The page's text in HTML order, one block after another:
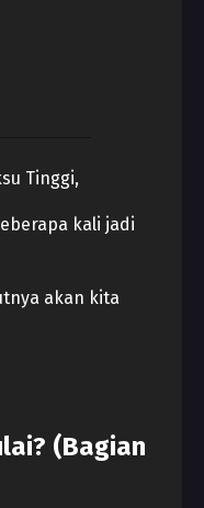
Tinggi,
kali jadi
akan kita
? (Bagian